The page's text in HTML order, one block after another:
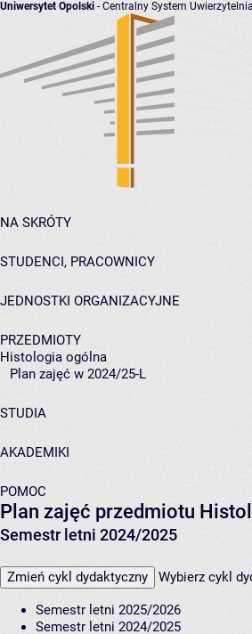
Uniwersytet Opolski - Centralny System
NA SKRÓTY
STUDENCI, PRACOWNICY
JEDNOSTKI ORGANIZACYJNE
PRZEDMIOTY
Histologia ogólna
Plan zajęć w 2024/25-L
STUDIA
AKADEMIKI
POMOC
Plan zajęć przedmiotu
Semestr letni 2024/2025
Zmień cykl dydaktyczny Wybierz cykl
Semestr letni 2025/2026
Semestr letni 2024/2025